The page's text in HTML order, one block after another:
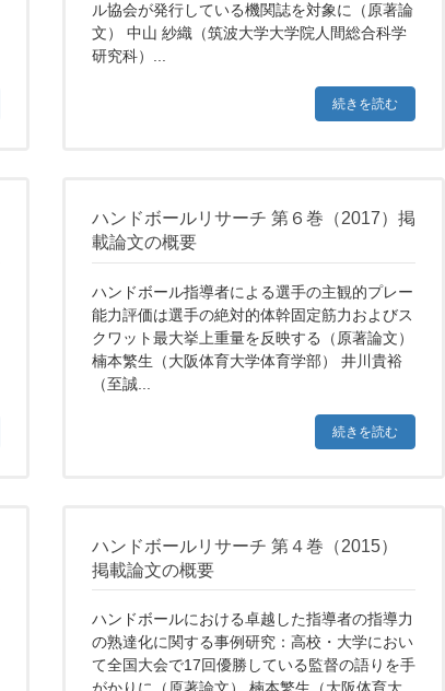
ル協会が発行している機関誌を対象に（原著論
文） 中山 紗織（筑波大学大学院人間総合科学
研究科）...
続きを読む
ハンドボールリサーチ 第６巻（2017）掲
載論文の概要
ハンドボール指導者による選手の主観的プレー
能力評価は選手の絶対的体幹固定筋力およびス
クワット最大挙上重量を反映する（原著論文）
楠本繁生（大阪体育大学体育学部） 井川貴裕
（至誠...
続きを読む
ハンドボールリサーチ 第４巻（2015）
掲載論文の概要
ハンドボールにおける卓越した指導者の指導力
の熟達化に関する事例研究：高校・大学におい
て全国大会で17回優勝している監督の語りを手